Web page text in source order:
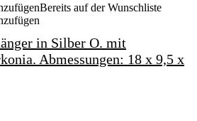
Bereits auf der Wunschliste
in Silber O. mit
Abmessungen: 18 x 9,5 x